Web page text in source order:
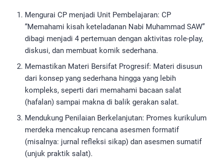
Mengurai CP menjadi Unit Pembelajaran: CP
“Memahami kisah keteladanan Nabi Muhammad SAW”
dibagi menjadi 4 pertemuan dengan aktivitas role-play,
diskusi, dan membuat komik sederhana.
Memastikan Materi Bersifat Progresif: Materi disusun
dari konsep yang sederhana hingga yang lebih
kompleks, seperti dari memahami bacaan salat
(hafalan) sampai makna di balik gerakan salat.
Mendukung Penilaian Berkelanjutan: Promes kurikulum
merdeka mencakup rencana asesmen formatif
(misalnya: jurnal refleksi sikap) dan asesmen sumatif
(unjuk praktik salat).